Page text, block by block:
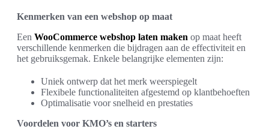
Kenmerken van een webshop op maat
Een WooCommerce webshop laten maken op maat heeft
verschillende kenmerken die bijdragen aan de effectiviteit en
het gebruiksgemak. Enkele belangrijke elementen zijn:
Uniek ontwerp dat het merk weerspiegelt
Flexibele functionaliteiten afgestemd op klantbehoeften
Optimalisatie voor snelheid en prestaties
Voordelen voor KMO’s en starters